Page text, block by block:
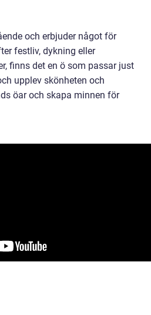
och erbjuder något för
festliv, dykning eller
finns det en ö som passar just
upplev skönheten och
öar och skapa minnen för